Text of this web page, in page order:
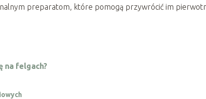
preparatom, które pomogą przywrócić im
na felgach?